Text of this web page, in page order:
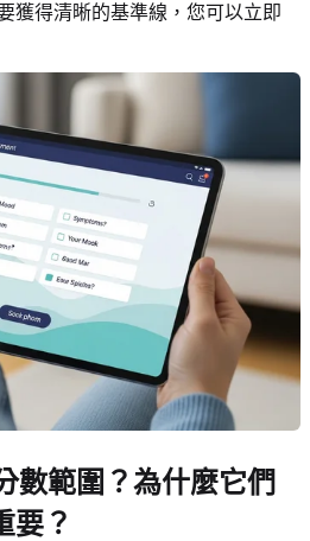
獲得清晰的基準線，您可以立即
數範圍？為什麼它們
要？